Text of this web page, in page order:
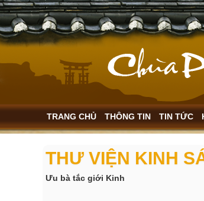
TRANG CHỦ THÔNG TIN TIN TỨC
THƯ VIỆN KINH
Ưu bà tắc giới Kinh